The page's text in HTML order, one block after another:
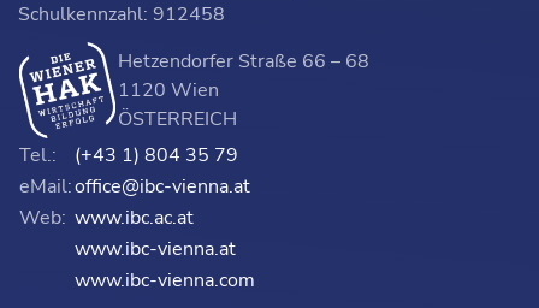
Schulkennzahl: 912458
Hetzendorfer Straße 66 – 68
1120 Wien
ÖSTERREICH
Tel.:
(+43 1) 804 35 79
eMail:office@ibc-vienna.at
Web: www.ibc.ac.at
www.ibc-vienna.at
www.ibc-vienna.com